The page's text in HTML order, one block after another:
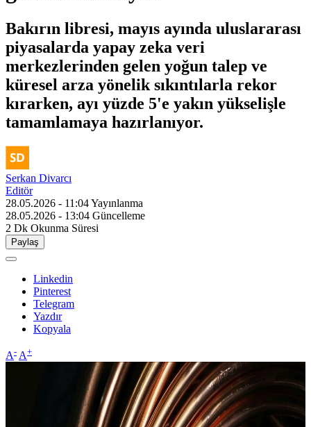
Bakırın libresi, mayıs ayında uluslararası
piyasalarda yapay zeka veri
merkezlerinden gelen yoğun talep ve
küresel arza yönelik sıkıntılarla rekor
kırarken, ayı yüzde 5'e yakın yükselişle
tamamlamaya hazırlanıyor.
Serkan Divarcı
Editör
28.05.2026 - 11:04Yayınlanma
28.05.2026 - 13:04 Güncelleme
2 Dk Okunma Süresi
Paylaş
Linkedin
Pinterest
Telegram
Yazdır
Kopyala
A- A+